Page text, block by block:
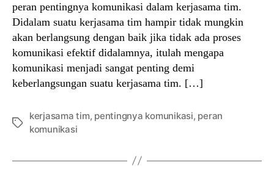
peran pentingnya komunikasi dalam kerjasama tim.
Didalam suatu kerjasama tim hampir tidak mungkin
akan berlangsung dengan baik jika tidak ada proses
komunikasi efektif didalamnya, itulah mengapa
komunikasi menjadi sangat penting demi
keberlangsungan suatu kerjasama tim. […]
Tags
kerjasama tim, pentingnya komunikasi, peran
komunikasi